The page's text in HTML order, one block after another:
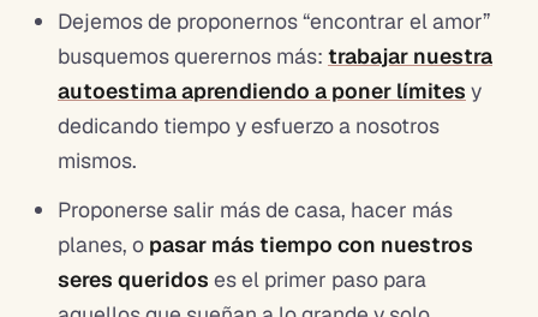
Dejemos de proponernos “encontrar el amor”
busquemos querernos más: trabajar nuestra
autoestima aprendiendo a poner límites y
dedicando tiempo y esfuerzo a nosotros
mismos.
Proponerse salir más de casa, hacer más
planes, o pasar más tiempo con nuestros
seres queridos es el primer paso para